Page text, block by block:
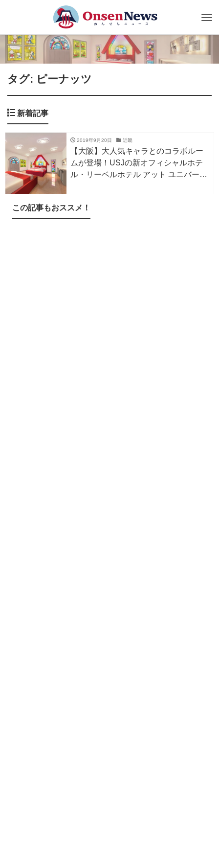
タグ: ピーナッツ
新着記事
2019年9月20日 近畿
【大阪】大人気キャラとのコラボルー
ムが登場！USJの新オフィシャルホテ
ル・リーベルホテル アット ユニバーサ
この記事もおススメ！